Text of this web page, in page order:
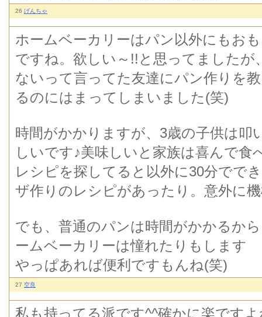
26 げんちゃ
ホームベーカリーはパン以外にもお
ですね。欲しい～!!と思ってました
ないって言ってた友達にパン作りを
るのにはまってしまいました(笑)
時間がかかりますが、3歳の子供は
しいです♪美味しいと家族は喜んで食
レシピを探してると以外に30分でで
ザ作りのレシピがあったり。意外に
でも、普通のパンは時間がかかるか
ームベーカリーは憧れたりもします
やっぱあれば便利ですもんね(笑)
27 空良
私も持ってる派です^^確かに楽です